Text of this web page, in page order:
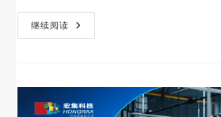
继续阅读